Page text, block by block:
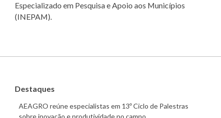
Especializado em Pesquisa e Apoio aos Municípios
(INEPAM).
Destaques
AEAGRO reúne especialistas em 13º Ciclo de Palestras
sobre inovação e produtividade no campo